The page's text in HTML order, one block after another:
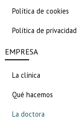
Política de cookies
Política de privacidad
EMPRESA
La clínica
Qué hacemos
La doctora